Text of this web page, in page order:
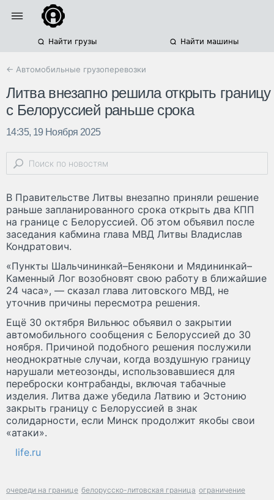
Найти грузы Найти машины
← Автомобильные грузоперевозки
Литва внезапно решила открыть границу
с Белоруссией раньше срока
14:35, 19 Ноября 2025
В Правительстве Литвы внезапно приняли решение
раньше запланированного срока открыть два КПП
на границе с Белоруссией. Об этом объявил после
заседания кабмина глава МВД Литвы Владислав
Кондратович.
«Пункты Шальчининкай–Бенякони и Мядининкай–
Каменный Лог возобновят свою работу в ближайшие
24 часа», — сказал глава литовского МВД, не
уточнив причины пересмотра решения.
Ещё 30 октября Вильнюс объявил о закрытии
автомобильного сообщения с Белоруссией до 30
ноября. Причиной подобного решения послужили
неоднократные случаи, когда воздушную границу
нарушали метеозонды, использовавшиеся для
переброски контрабанды, включая табачные
изделия. Литва даже убедила Латвию и Эстонию
закрыть границу с Белоруссией в знак
солидарности, если Минск продолжит якобы свои
«атаки».
life.ru
очереди на границе белорусско-литовская граница ограничение